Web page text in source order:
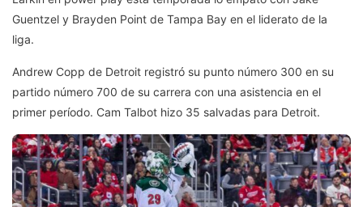
Guentzel y Brayden Point de Tampa Bay en el liderato de la
liga.
Andrew Copp de Detroit registró su punto número 300 en su
partido número 700 de su carrera con una asistencia en el
primer período. Cam Talbot hizo 35 salvadas para Detroit.